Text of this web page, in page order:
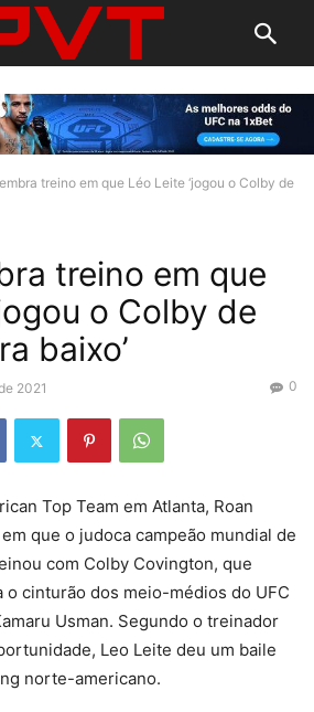
treino em que Léo Leite ‘jogou o Colby de
treino em que
o Colby de
baixo’
2021 0
Top Team em Atlanta, Roan
que o judoca campeão mundial de
com Colby Covington, que
o cinturão dos meio-médios do UFC
Usman. Segundo o treinador
Leo Leite deu um baile
norte-americano.